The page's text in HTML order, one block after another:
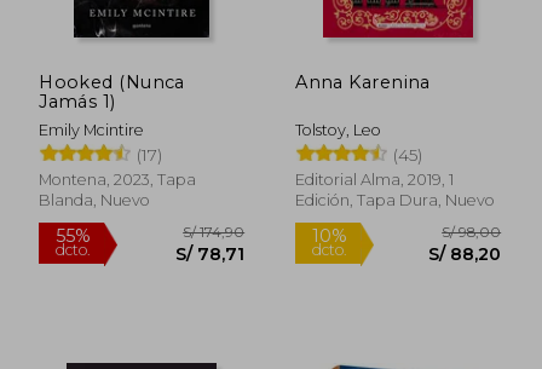
55% S/ 192,82 10%
Hooked (Nunca
Jamás 1)
Emily Mcintire
(17)
Montena, 2023, Tapa
Blanda, Nuevo
Anna Karenina
Tolstoy, Leo
(45)
Editorial Alma, 2019, 1
Edición, Tapa Dura, Nuevo